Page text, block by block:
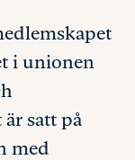
i unionen
satt på
med